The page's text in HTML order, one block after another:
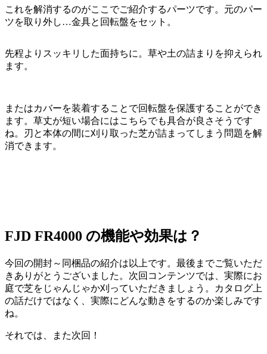
これを解消するのがここでご紹介するパーツです。元のパー
ツを取り外し…金具と回転盤をセット。
先程よりスッキリした面持ちに。草や土の詰まりを抑えられ
ます。
またはカバーを装着することで回転盤を保護することができ
ます。草丈が短い場合にはこちらでも具合が良さそうです
ね。刃と本体の間に刈り取った芝が詰まってしまう問題を解
消できます。
FJD FR4000 の機能や効果は？
今回の開封～同梱品の紹介は以上です。最後までご覧いただ
きありがとうございました。次回コンテンツでは、実際にお
庭で芝をじゃんじゃか刈っていただきましょう。カタログ上
の話だけではなく、実際にどんな動きをするのか楽しみです
ね。
それでは、また次回！